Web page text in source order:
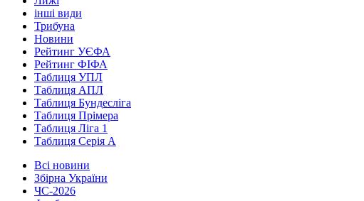
інші види
Трибуна
Новини
Рейтинг УЄФА
Рейтинг ФІФА
Таблиця УПЛ
Таблиця АПЛ
Таблиця Бундесліга
Таблиця Прімера
Таблиця Ліга 1
Таблиця Серія А
Всі новини
Збірна України
ЧС-2026